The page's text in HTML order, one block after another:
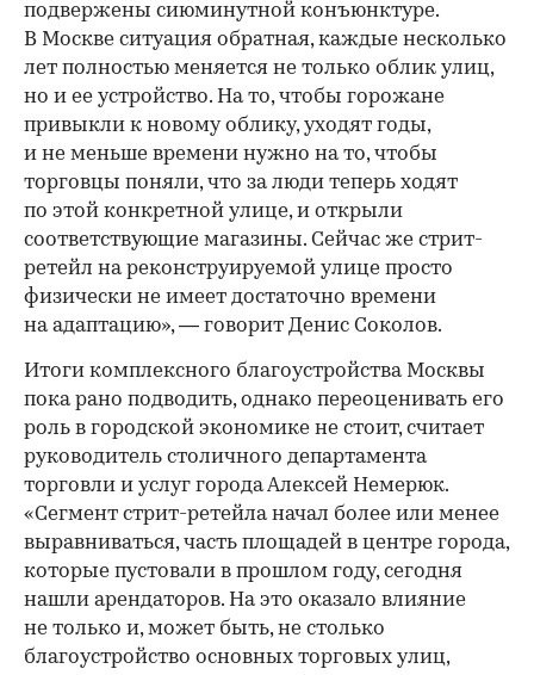
подвержены сиюминутной конъюнктуре.
В Москве ситуация обратная, каждые несколько
лет полностью меняется не только облик улиц,
но и ее устройство. На то, чтобы горожане
привыкли к новому облику, уходят годы,
и не меньше времени нужно на то, чтобы
торговцы поняли, что за люди теперь ходят
по этой конкретной улице, и открыли
соответствующие магазины. Сейчас же стрит-
ретейл на реконструируемой улице просто
физически не имеет достаточно времени
на адаптацию», — говорит Денис Соколов.
Итоги комплексного благоустройства Москвы
пока рано подводить, однако переоценивать его
роль в городской экономике не стоит, считает
руководитель столичного департамента
торговли и услуг города Алексей Немерюк.
«Сегмент стрит-ретейла начал более или менее
выравниваться, часть площадей в центре города,
которые пустовали в прошлом году, сегодня
нашли арендаторов. На это оказало влияние
не только и, может быть, не столько
благоустройство основных торговых улиц,